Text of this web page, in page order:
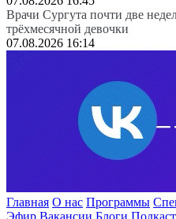
Врачи Сургута почти две
трёхмесячной девочки
07.08.2026 16:14
Главная О нас Программы
Эфир Вакансии Блоги